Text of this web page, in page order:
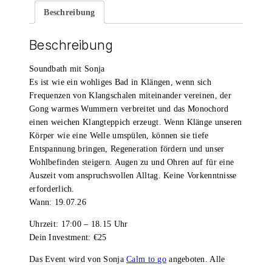
Beschreibung
Beschreibung
Soundbath mit Sonja
Es ist wie ein wohliges Bad in Klängen, wenn sich
Frequenzen von Klangschalen miteinander vereinen, der
Gong warmes Wummern verbreitet und das Monochord
einen weichen Klangteppich erzeugt. Wenn Klänge unseren
Körper wie eine Welle umspülen, können sie tiefe
Entspannung bringen, Regeneration fördern und unser
Wohlbefinden steigern. Augen zu und Ohren auf für eine
Auszeit vom anspruchsvollen Alltag. Keine Vorkenntnisse
erforderlich.
Wann: 19.07.26
Uhrzeit: 17:00 – 18.15 Uhr
Dein Investment: €25
Das Event wird von SonjaCalm to goangeboten. Alle